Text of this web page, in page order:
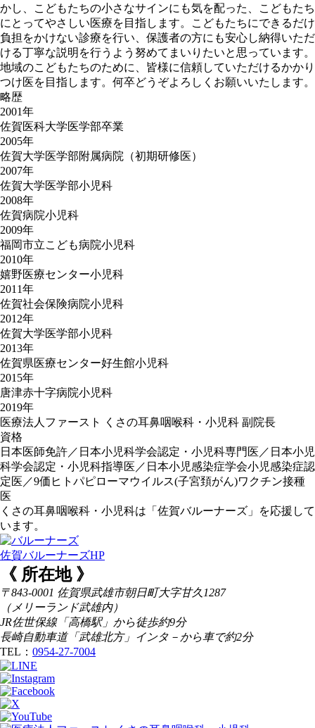
かし、こどもたちの小さなサインにも気を配った、こどもたち
にとってやさしい医療を目指します。こどもたちにできるだけ
負担をかけない診療を行い、保護者の方にも安心し納得いただ
ける丁寧な説明を行うよう努めてまいりたいと思っています。
地域のこどもたちのために、皆様に信頼していただけるかかり
つけ医を目指します。何卒どうぞよろしくお願いいたします。
略歴
2001年
佐賀医科大学医学部卒業
2005年
佐賀大学医学部附属病院（初期研修医）
2007年
佐賀大学医学部小児科
2008年
佐賀病院小児科
2009年
福岡市立こども病院小児科
2010年
嬉野医療センター小児科
2011年
佐賀社会保険病院小児科
2012年
佐賀大学医学部小児科
2013年
佐賀県医療センター好生館小児科
2015年
唐津赤十字病院小児科
2019年
医療法人ファースト くさの耳鼻咽喉科・小児科 副院長
資格
日本医師免許／日本小児科学会認定・小児科専門医／日本小児
科学会認定・小児科指導医／日本小児感染症学会小児感染症認
定医／9価ヒトパピローマウイルス(子宮頚がん)ワクチン接種
医
くさの耳鼻咽喉科・小児科は「佐賀バルーナーズ」を応援して
います。
佐賀バルーナーズHP
《 所在地 》
〒843-0001 佐賀県武雄市朝日町大字甘久1287
（メリーランド武雄内）
JR佐世保線「高橋駅」から徒歩約9分
長崎自動車道「武雄北方」インタ－から車で約2分
TEL： 0954-27-7004